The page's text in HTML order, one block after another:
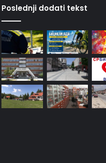
Poslednji dodati tekst